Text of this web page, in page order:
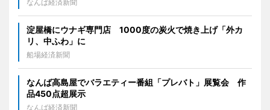
なんば経済新聞
淀屋橋にウナギ専門店 1000度の炭火で焼き上げ「外カ
リ、中ふわ」に
船場経済新聞
なんば高島屋でバラエティー番組「プレバト」展覧会 作
品450点超展示
なんば経済新聞